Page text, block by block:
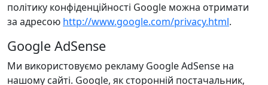
політику конфіденційності Google можна отримати
за адресою http://www.google.com/privacy.html.
Google AdSense
Ми використовуємо рекламу Google AdSense на
нашому сайті. Google, як сторонній постачальник,